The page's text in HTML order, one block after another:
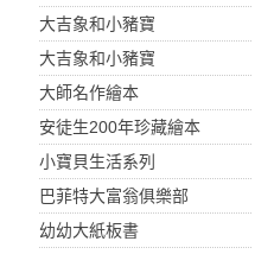
大吉象和小豬寶
大吉象和小豬寶
大師名作繪本
安徒生200年珍藏繪本
小寶貝生活系列
巴菲特大富翁俱樂部
幼幼大紙板書